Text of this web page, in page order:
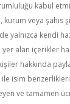
kabul
veya şahıs
yalnızca kendi
yer alan içerikler
hakkında
ile isim
ve tamamen